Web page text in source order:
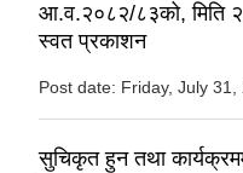
आ.व.२०८२/८३को, मिति
स्वत प्रकाशन
Post date: Friday, July
सुचिकृत हुन तथा